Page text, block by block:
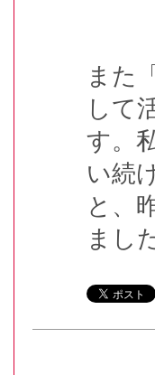
また
して
す。
い続
と、
まし